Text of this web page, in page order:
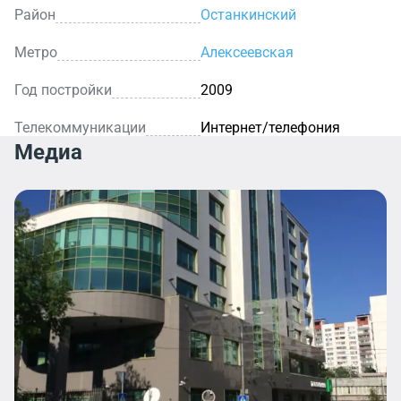
Район Останкинский
Метро Алексеевская
Год постройки 2009
Телекоммуникации Интернет/телефония
Медиа